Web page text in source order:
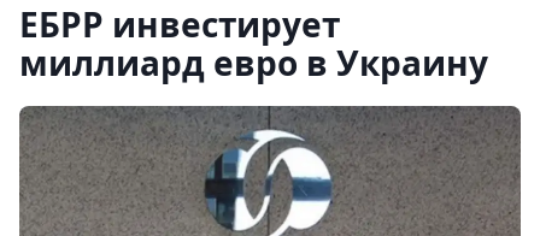
ЕБРР инвестирует
миллиард евро в Украину